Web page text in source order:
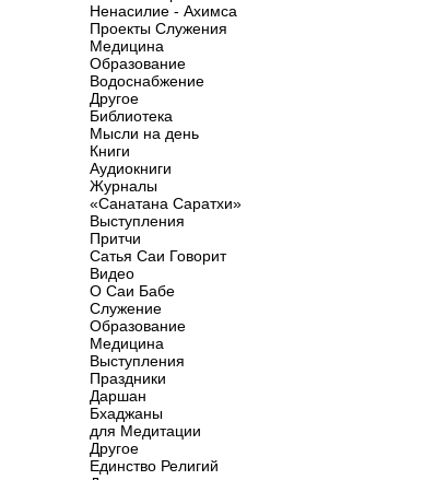
Ненасилие - Ахимса
Проекты Служения
Медицина
Образование
Водоснабжение
Другое
Библиотека
Мысли на день
Книги
Аудиокниги
Журналы
«Санатана Саратхи»
Выступления
Притчи
Сатья Саи Говорит
Видео
О Саи Бабе
Служение
Образование
Медицина
Выступления
Праздники
Даршан
Бхаджаны
для Медитации
Другое
Единство Религий